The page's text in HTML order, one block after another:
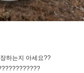
하는지 아세요??